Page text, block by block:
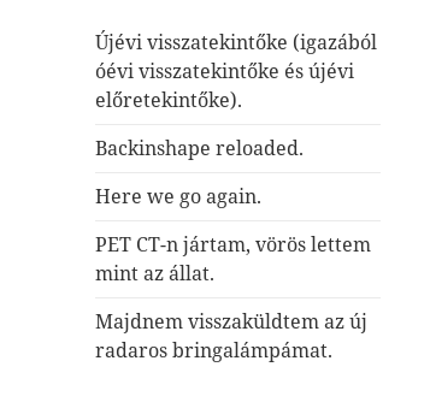
Újévi visszatekintőke (igazából
óévi visszatekintőke és újévi
előretekintőke).
Backinshape reloaded.
Here we go again.
PET CT-n jártam, vörös lettem
mint az állat.
Majdnem visszaküldtem az új
radaros bringalámpámat.